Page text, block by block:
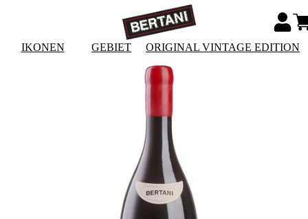
IKONEN GEBIET ORIGINAL VINTAGE EDITION